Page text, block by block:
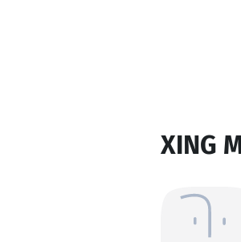
XING